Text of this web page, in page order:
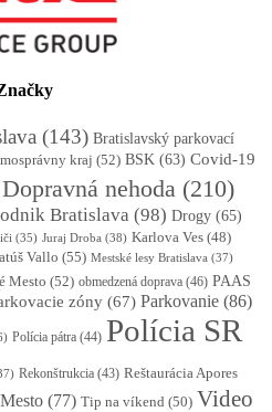
(143) Bratislavský parkovací
kraj (52) BSK (63) Covid-19
Dopravná nehoda (210)
Bratislava (98) Drogy (65)
(35) Juraj Droba (38) Karlova Ves (48)
Vallo (55) Mestské lesy Bratislava (37)
Mesto (52) obmedzená doprava (46) PAAS
zóny (67) Parkovanie (86)
Polícia pátra (44) Polícia SR
Rekonštrukcia (43) Reštaurácia Apores
(77) Tip na víkend (50) Video